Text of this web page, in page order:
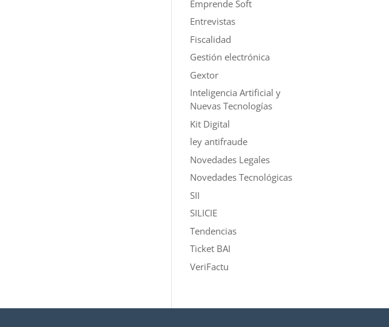
Emprende Soft
Entrevistas
Fiscalidad
Gestión electrónica
Gextor
Inteligencia Artificial y
Nuevas Tecnologías
Kit Digital
ley antifraude
Novedades Legales
Novedades Tecnológicas
SII
SILICIE
Tendencias
Ticket BAI
VeriFactu